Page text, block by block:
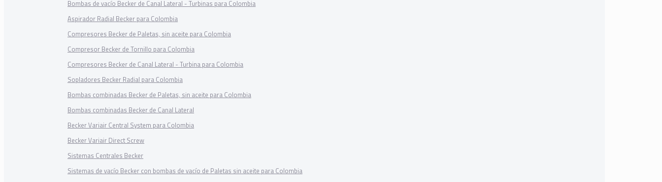
Bombas de vacío Becker de Canal Lateral - Turbinas para Colombia
Aspirador Radial Becker para Colombia
Compresores Becker de Paletas, sin aceite para Colombia
Compresor Becker de Tornillo para Colombia
Compresores Becker de Canal Lateral - Turbina para Colombia
Sopladores Becker Radial para Colombia
Bombas combinadas Becker de Paletas, sin aceite para Colombia
Bombas combinadas Becker de Canal Lateral
Becker Variair Central System para Colombia
Becker Variair Direct Screw
Sistemas Centrales Becker
Sistemas de vacío Becker con bombas de vacío de Paletas sin aceite para Colombia